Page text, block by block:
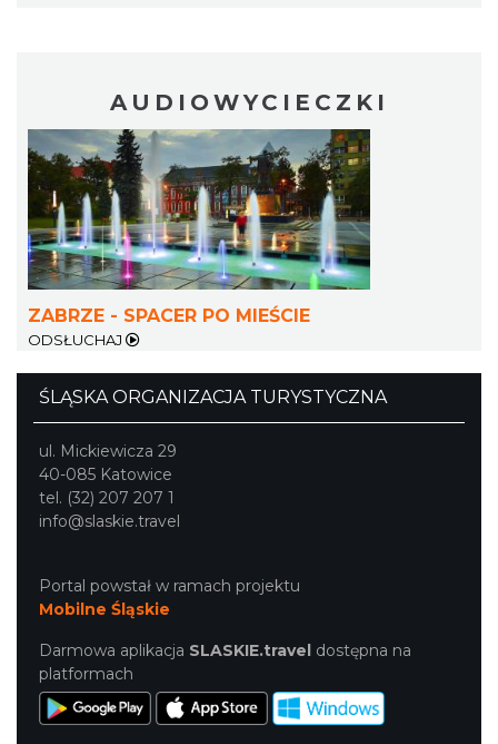
Henryk Miśkiewicz – 75 lat Mistrza i Goście
Katowice
14.59 km
OFF Festival 2026
Katowice
16.15 km
Wystawa prof. Włodzimierza
AUDIOWYCIECZKI
ZABRZE - SPACER PO MIEŚCIE
ODSŁUCHAJ
ŚLĄSKA ORGANIZACJA TURYSTYCZNA
ul. Mickiewicza 29
40-085 Katowice
tel. (32) 207 207 1
info@slaskie.travel
Portal powstał w ramach projektu
Mobilne Śląskie
Darmowa aplikacja SLASKIE.travel dostępna na
platformach